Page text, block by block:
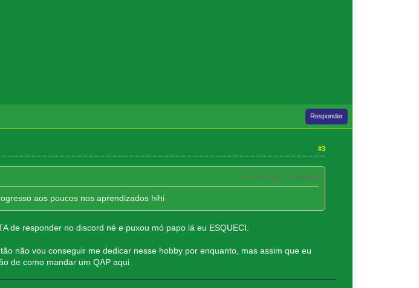
Responder
#3
(11-05-2026, 11:33 AM)
aos poucos nos aprendizados hihi
de responder no discord né e puxou mó papo lá eu ESQUECI.
não vou conseguir me dedicar nesse hobby por enquanto, mas assim que eu
de como mandar um QAP aqui